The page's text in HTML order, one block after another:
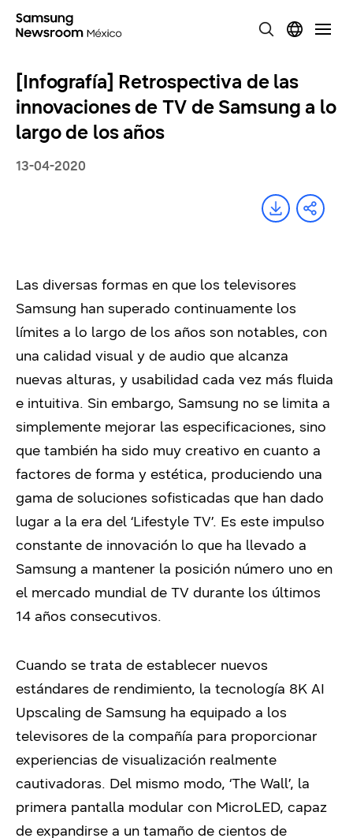
[Infografía] Retrospectiva de las
innovaciones de TV de Samsung a lo
largo de los años
13-04-2020
Las diversas formas en que los televisores
Samsung han superado continuamente los
límites a lo largo de los años son notables, con
una calidad visual y de audio que alcanza
nuevas alturas, y usabilidad cada vez más fluida
e intuitiva. Sin embargo, Samsung no se limita a
simplemente mejorar las especificaciones, sino
que también ha sido muy creativo en cuanto a
factores de forma y estética, produciendo una
gama de soluciones sofisticadas que han dado
lugar a la era del ‘Lifestyle TV’. Es este impulso
constante de innovación lo que ha llevado a
Samsung a mantener la posición número uno en
el mercado mundial de TV durante los últimos
14 años consecutivos.
Cuando se trata de establecer nuevos
estándares de rendimiento, la tecnología 8K AI
Upscaling de Samsung ha equipado a los
televisores de la compañía para proporcionar
experiencias de visualización realmente
cautivadoras. Del mismo modo, ‘The Wall’, la
primera pantalla modular con MicroLED, capaz
de expandirse a un tamaño de cientos de